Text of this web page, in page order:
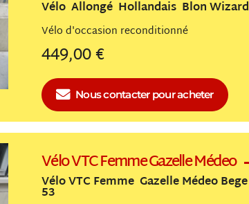
Vélo Allongé Hollandais Blon
Vélo reconditionné
449,00 €
Nous contacterpour acheter
Vélo VTC Femme Gazelle Médeo
Vélo VTC Femme Gazelle Médeo
53